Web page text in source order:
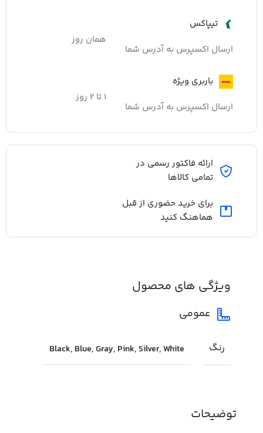
تیپاکس
ارسال اکسپرس به آدرس شما
همان روز
باربری ویژه
ارسال اکسپرس به آدرس شما
۱ تا ۲ روز
ارائه فاکتور رسمی در
تمامی کالاها
برای خرید حضوری از قبل
هماهنگ کنید
توضیحات
ویژگی های محصول
عمومی
رنگ Black, Blue, Gray, Pink, Silver, White